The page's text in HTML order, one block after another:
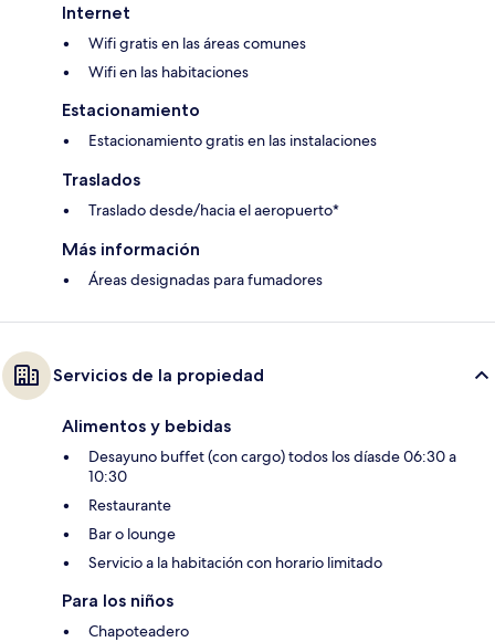
Internet
Wifi gratis en las áreas comunes
Wifi en las habitaciones
Estacionamiento
Estacionamiento gratis en las instalaciones
Traslados
Traslado desde/hacia el aeropuerto*
Más información
Áreas designadas para fumadores
Servicios de la propiedad
Alimentos y bebidas
Desayuno buffet (con cargo) todos los díasde 06:30 a
10:30
Restaurante
Bar o lounge
Servicio a la habitación con horario limitado
Para los niños
Chapoteadero